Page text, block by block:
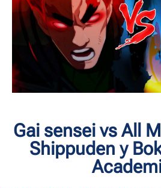
Gai sensei vs All
Shippuden y